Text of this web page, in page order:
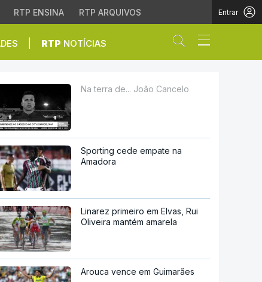
RTP ENSINA RTP ARQUIVOS Entrar
RTP NOTÍCIAS Abrir campo
Na terra de... João Cancelo
Sporting cede empate na
Amadora
Linarez primeiro em Elvas, Rui
Oliveira mantém amarela
Arouca vence em Guimarães